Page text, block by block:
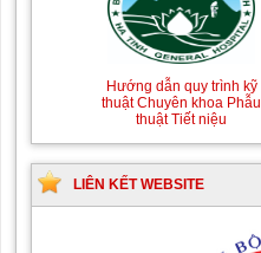
Hướng dẫn quy trình kỹ
thuật Chuyên khoa Phẫu
thuật Tiết niệu
LIÊN KẾT WEBSITE